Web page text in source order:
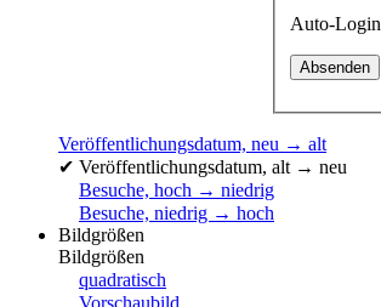
Auto-Login
Veröffentlichungsdatum, neu → alt
✔ Veröffentlichungsdatum, alt → neu
Besuche, hoch → niedrig
Besuche, niedrig → hoch
Bildgrößen
Bildgrößen
quadratisch
Vorschaubild